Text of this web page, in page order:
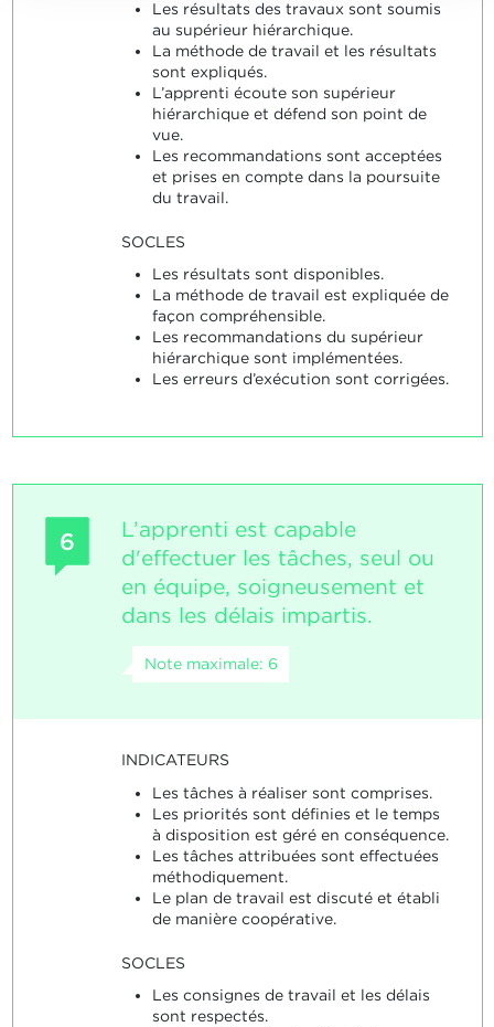
Les résultats des travaux sont soumis
au supérieur hiérarchique.
La méthode de travail et les résultats
sont expliqués.
L’apprenti écoute son supérieur
hiérarchique et défend son point de
vue.
Les recommandations sont acceptées
et prises en compte dans la poursuite
du travail.
SOCLES
Les résultats sont disponibles.
La méthode de travail est expliquée de
façon compréhensible.
Les recommandations du supérieur
hiérarchique sont implémentées.
Les erreurs d’exécution sont corrigées.
6
L’apprenti est capable
d'effectuer les tâches, seul ou
en équipe, soigneusement et
dans les délais impartis.
Note maximale: 6
INDICATEURS
Les tâches à réaliser sont comprises.
Les priorités sont définies et le temps
à disposition est géré en conséquence.
Les tâches attribuées sont effectuées
méthodiquement.
Le plan de travail est discuté et établi
de manière coopérative.
SOCLES
Les consignes de travail et les délais
sont respectés.